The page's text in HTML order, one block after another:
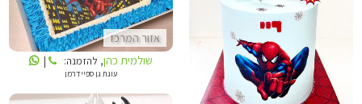
GALITCAKE
אזור המרכז
שולמית כהן, להזמנה: |
עוגת גן ספיידרמן